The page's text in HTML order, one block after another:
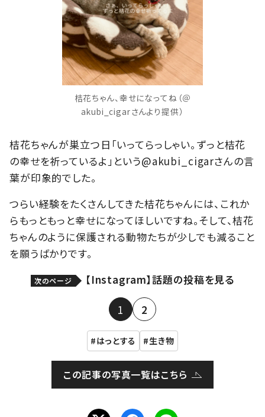
桔花ちゃん、幸せになってね（＠
akubi_cigarさんより提供）
桔花ちゃんが巣立つ日「いってらっしゃい。ずっと桔花
の幸せを祈っているよ」という@akubi_cigarさんの言
葉が印象的でした。
つらい経験をたくさんしてきた桔花ちゃんには、これか
らもっともっと幸せになってほしいですね。そして、桔花
ちゃんのように保護される動物たちが少しでも減ること
を願うばかりです。
次のページ 【Instagram】話題の投稿を見る
1 2
はっとする 生き物
この記事の写真一覧はこちら